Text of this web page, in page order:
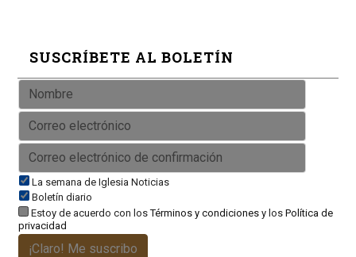
SUSCRÍBETE AL BOLETÍN
La semana de Iglesia Noticias
Boletín diario
Estoy de acuerdo con losTérminos y condicionesy los Política de
privacidad
¡Claro! Me suscribo